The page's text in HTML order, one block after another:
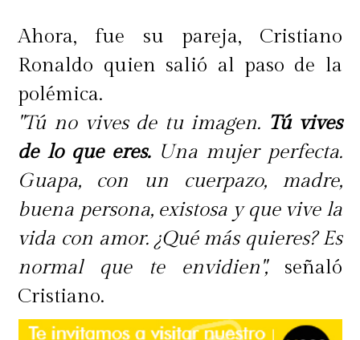
Ahora, fue su pareja, Cristiano
Ronaldo quien salió al paso de la
polémica.
"Tú no vives de tu imagen. Tú vives
de lo que eres.Una mujer perfecta.
Guapa, con un cuerpazo, madre,
buena persona, existosa y que vive la
vida con amor. ¿Qué más quieres? Es
normal que te envidien",señaló
Cristiano.